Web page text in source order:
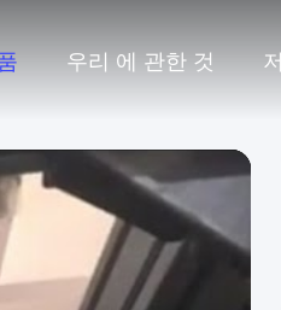
우리 에 관한 것